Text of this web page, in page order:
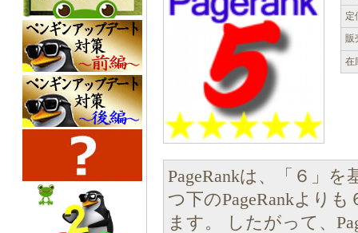
定
販
在
PageRankは、「６」
つ下のPageRankより
ます。 したがって、